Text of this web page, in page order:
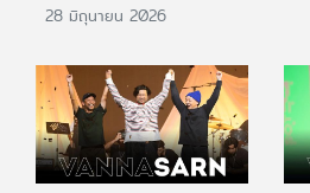
28 มิถุนายน 2026